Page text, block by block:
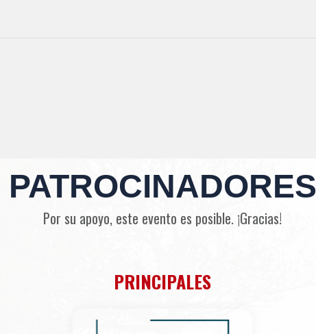
PATROCINADORES
Por su apoyo, este evento es posible. ¡Gracias!
PRINCIPALES